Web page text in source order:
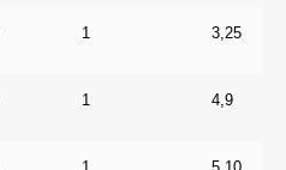
1 3,25
1 4,9